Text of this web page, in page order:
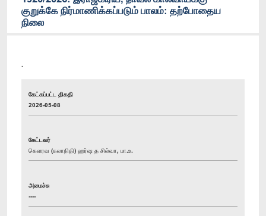
குறுக்கே நிர்மாணிக்கப்படும் பாலம்: தற்போதைய
நிலை
.
கேட்கப்பட்ட திகதி
2026-05-08
கேட்டவர்
கௌரவ (கலாநிதி) ஹர்ஷ த சில்வா, பா.உ.
அமைச்சு
----